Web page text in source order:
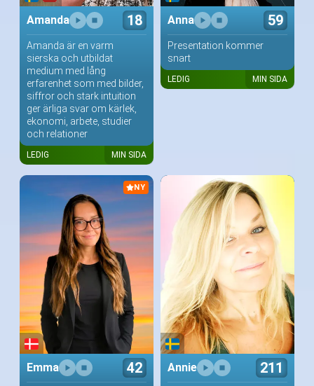
Amanda 18
Amanda är en varm
sierska och utbildat
medium med lång
erfarenhet som med bilder,
siffror och stark intuition
ger ärliga svar om kärlek,
ekonomi, arbete, studier
och relationer
LEDIG MIN SIDA
Anna 59
Presentation kommer
snart
LEDIG MIN SIDA
NY
Emma 42 Annie 211